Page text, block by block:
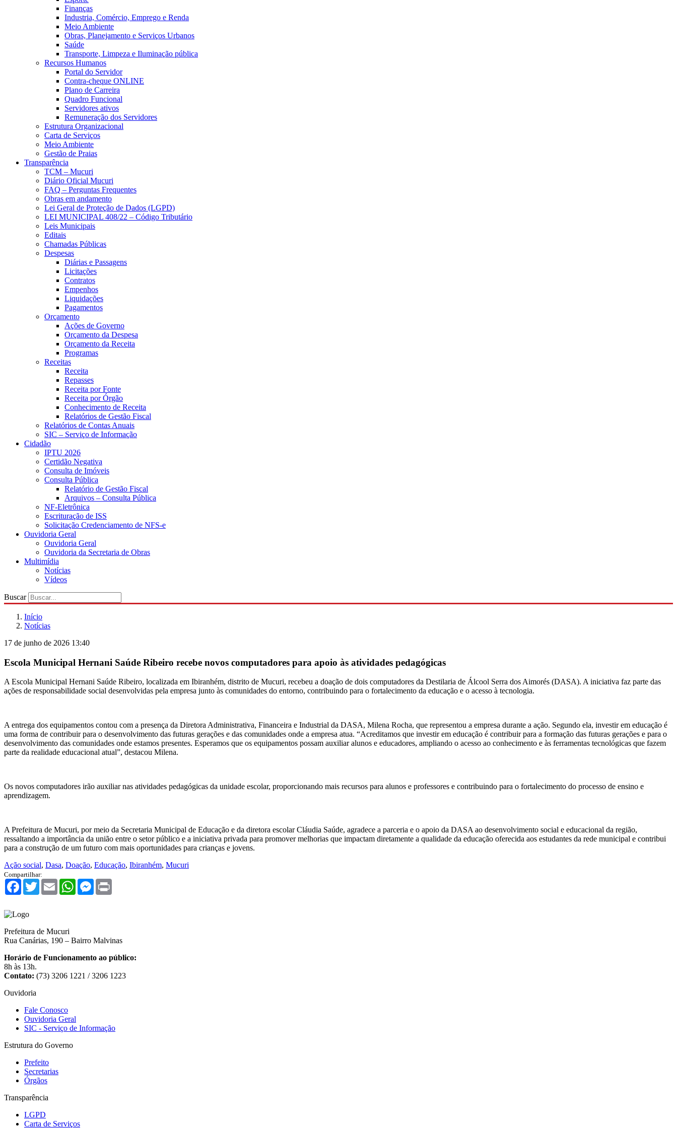
Finanças
Industria, Comércio, Emprego e Renda
Meio Ambiente
Obras, Planejamento e Serviços Urbanos
Saúde
Transporte, Limpeza e Iluminação pública
Recursos Humanos
Portal do Servidor
Contra-cheque ONLINE
Plano de Carreira
Quadro Funcional
Servidores ativos
Remuneração dos Servidores
Estrutura Organizacional
Carta de Serviços
Meio Ambiente
Gestão de Praias
Transparência
TCM – Mucuri
Diário Oficial Mucuri
FAQ – Perguntas Frequentes
Obras em andamento
Lei Geral de Proteção de Dados (LGPD)
LEI MUNICIPAL 408/22 – Código Tributário
Leis Municipais
Editais
Chamadas Públicas
Despesas
Diárias e Passagens
Licitações
Contratos
Empenhos
Liquidações
Pagamentos
Orçamento
Ações de Governo
Orçamento da Despesa
Orçamento da Receita
Programas
Receitas
Receita
Repasses
Receita por Fonte
Receita por Órgão
Conhecimento de Receita
Relatórios de Gestão Fiscal
Relatórios de Contas Anuais
SIC – Serviço de Informação
Cidadão
IPTU 2026
Certidão Negativa
Consulta de Imóveis
Consulta Pública
Relatório de Gestão Fiscal
Arquivos – Consulta Pública
NF-Eletrônica
Escrituração de ISS
Solicitação Credenciamento de NFS-e
Ouvidoria Geral
Ouvidoria Geral
Ouvidoria da Secretaria de Obras
Multimídia
Notícias
Vídeos
Buscar
Início
Notícias
17 de junho de 2026 13:40
Escola Municipal Hernani Saúde Ribeiro recebe novos computadores para apoio às atividades pedagógicas
A Escola Municipal Hernani Saúde Ribeiro, localizada em Ibiranhém, distrito de Mucuri, recebeu a doação de dois computadores da Destilaria de Álcool Serra dos Aimorés (DASA). A iniciativa faz parte das
ações de responsabilidade social desenvolvidas pela empresa junto às comunidades do entorno, contribuindo para o fortalecimento da educação e o acesso à tecnologia.
A entrega dos equipamentos contou com a presença da Diretora Administrativa, Financeira e Industrial da DASA, Milena Rocha, que representou a empresa durante a ação. Segundo ela, investir em educação é
uma forma de contribuir para o desenvolvimento das futuras gerações e das comunidades onde a empresa atua. “Acreditamos que investir em educação é contribuir para a formação das futuras gerações e para o
desenvolvimento das comunidades onde estamos presentes. Esperamos que os equipamentos possam auxiliar alunos e educadores, ampliando o acesso ao conhecimento e às ferramentas tecnológicas que fazem
parte da realidade educacional atual”, destacou Milena.
Os novos computadores irão auxiliar nas atividades pedagógicas da unidade escolar, proporcionando mais recursos para alunos e professores e contribuindo para o fortalecimento do processo de ensino e
aprendizagem.
A Prefeitura de Mucuri, por meio da Secretaria Municipal de Educação e da diretora escolar Cláudia Saúde, agradece a parceria e o apoio da DASA ao desenvolvimento social e educacional da região,
ressaltando a importância da união entre o setor público e a iniciativa privada para promover melhorias que impactam diretamente a qualidade da educação oferecida aos estudantes da rede municipal e contribui
para a construção de um futuro com mais oportunidades para crianças e jovens.
Ação social, Dasa, Doação, Educação, Ibiranhém, Mucuri
Compartilhar:
Facebook
TwitterEmail WhatsAppMessenger
Prefeitura de Mucuri
Rua Canárias, 190 – Bairro Malvinas
Horário de Funcionamento ao público:
8h às 13h.
Contato: (73) 3206 1221 / 3206 1223
Ouvidoria
Fale Conosco
Ouvidoria Geral
SIC - Serviço de Informação
Estrutura do Governo
Prefeito
Secretarias
Órgãos
Transparência
LGPD
Carta de Serviços